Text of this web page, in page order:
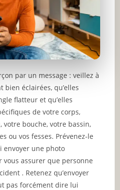
par un message : veillez à
bien éclairées, qu’elles
flatteur et qu’elles
de votre corps,
votre bouche, votre bassin,
ou vos fesses. Prévenez-le
envoyer une photo
vous assurer que personne
. Retenez qu’envoyer
pas forcément dire lui